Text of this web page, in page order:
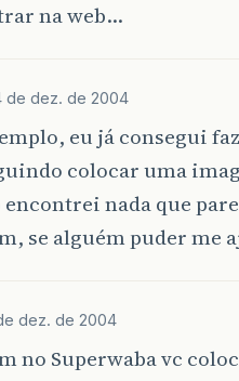
na web…
de dez. de 2004
eu já consegui
colocar uma
encontrei nada que
se alguém puder me
dez. de 2004
no Superwaba vc